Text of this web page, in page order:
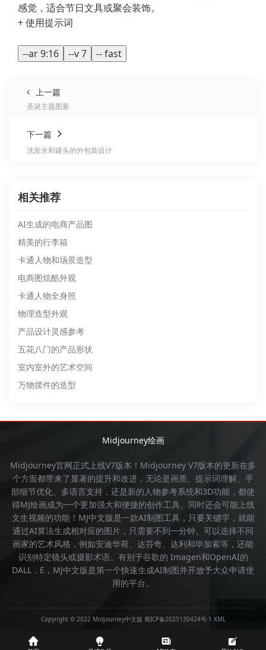
感觉，适合节日文具或聚会装饰。
+ 使用提示词
--ar 9:16 --v 7 -- fast
上一篇
圣诞主题图案
下一篇
洗发水和罐头的外包装设计
相关推荐
AI生成的电商产品图
精美的行李箱
卡通人物和场景造型
电商图炫酷外观
卡通人物全身照
物理造型外观
产品设计灵感参考
五花八门的产品形状
室内室外的艺术空间
万物摆件的造型
Midjourney绘画
Midjourney官网正式上线V7版本！ Midjourney V7版本的更新在多
个方面都带来了显著的提升和改进，无论是画质、提示词理解、手
部细节优化、多语言支持，还是新的人物参考系统和3D功能，都使
得MJ绘画成为一个更加强大和便捷的创作工具。同时还会可能上线
文生视频的功能！ MJ中文版是一款AI制图工具，只要关键字，就能
通过AI算法生成相对应的图片，只需要不到一分钟。可以选择不同
画家的艺术风格，例如安迪华荷、达芬奇、达利和毕加索等，还能
识别特定镜头或摄影术语。有别于谷歌的 Imagen和OpenAI的
DALL．E， MJ中文版是第一个快速生成AI制图并开放予大众申请使
用的平台。
Copyright © 2022 Midjourney中文版 蜀ICP备2025130424号-1 XML